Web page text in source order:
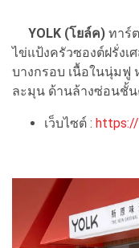
YOLK (โยล์ค) ทาร์
ไข่แป้งครัวซองต์ฝรั่งเ
บางกรอบ เนื้อในนุ่มฟู
ละมุน ด้านล้างซ่อนชั้
เว็บไซต์ : https://